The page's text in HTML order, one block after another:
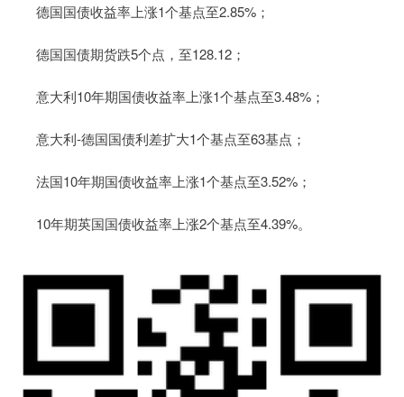
德国国债收益率上涨1个基点至2.85%；
德国国债期货跌5个点，至128.12；
意大利10年期国债收益率上涨1个基点至3.48%；
意大利-德国国债利差扩大1个基点至63基点；
法国10年期国债收益率上涨1个基点至3.52%；
10年期英国国债收益率上涨2个基点至4.39%。